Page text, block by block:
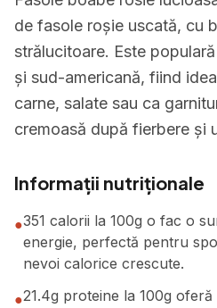
de fasole roșie uscată, cu
strălucitoare. Este
și sud-americană, fiind
carne, salate sau ca
cremoasă după fierbere și
Informații nutriționale
●351 calorii la 100g o fac o
energie, perfectă pentru
nevoi calorice crescute.
●21.4g proteine la 100g